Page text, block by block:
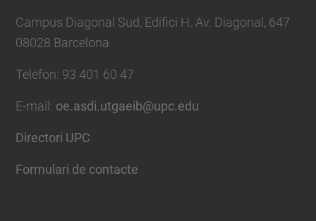
Campus Diagonal Sud, Edifici H. Av. Diagonal, 647
08028 Barcelona
Telèfon: 93 401 60 47
E-mail: oe.asdi.utgaeib@upc.edu
Directori UPC
Formulari de contacte